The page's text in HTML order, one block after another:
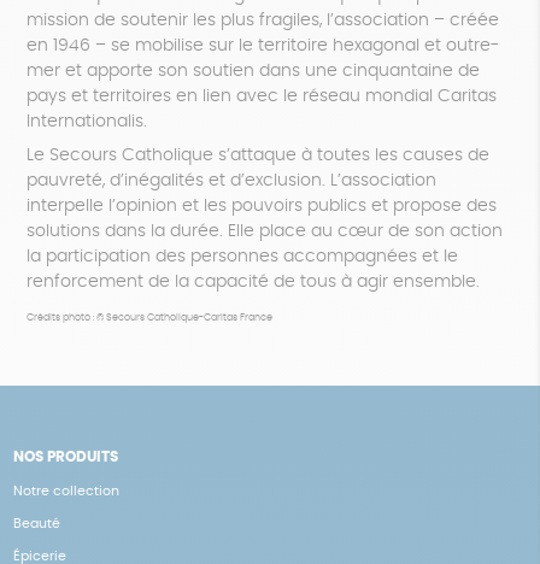
mission de soutenir les plus fragiles, l’association – créée
en 1946 – se mobilise sur le territoire hexagonal et outre-
mer et apporte son soutien dans une cinquantaine de
pays et territoires en lien avec le réseau mondial Caritas
Internationalis.
Le Secours Catholique s’attaque à toutes les causes de
pauvreté, d’inégalités et d’exclusion. L’association
interpelle l’opinion et les pouvoirs publics et propose des
solutions dans la durée. Elle place au cœur de son action
la participation des personnes accompagnées et le
renforcement de la capacité de tous à agir ensemble.
Crédits photo : © Secours Catholique-Caritas France
NOS PRODUITS
Notre collection
Beauté
Épicerie